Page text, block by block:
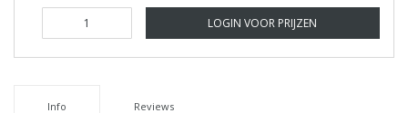
LOGIN VOOR PRIJZEN
Info Reviews